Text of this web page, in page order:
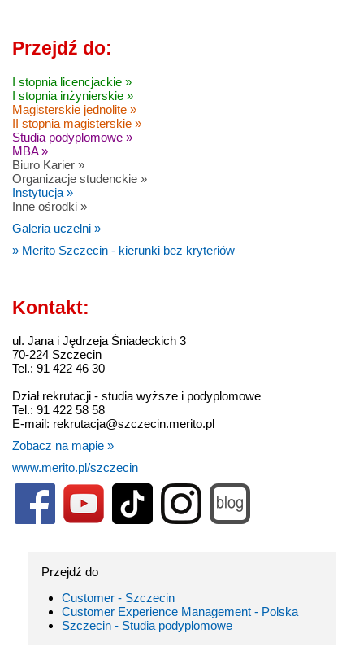
Przejdź do:
I stopnia licencjackie »
I stopnia inżynierskie »
Magisterskie jednolite »
II stopnia magisterskie »
Studia podyplomowe »
MBA »
Biuro Karier »
Organizacje studenckie »
Instytucja »
Inne ośrodki »
Galeria uczelni »
» Merito Szczecin - kierunki bez kryteriów
Kontakt:
ul. Jana i Jędrzeja Śniadeckich 3
70-224 Szczecin
Tel.: 91 422 46 30
Dział rekrutacji - studia wyższe i podyplomowe
Tel.: 91 422 58 58
E-mail: rekrutacja@szczecin.merito.pl
Zobacz na mapie »
www.merito.pl/szczecin
Przejdź do
Customer - Szczecin
Customer Experience Management - Polska
Szczecin - Studia podyplomowe